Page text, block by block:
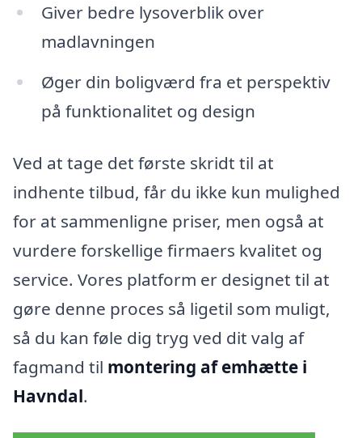
Giver bedre lysoverblik over
madlavningen
Øger din boligværd fra et perspektiv
på funktionalitet og design
Ved at tage det første skridt til at
indhente tilbud, får du ikke kun mulighed
for at sammenligne priser, men også at
vurdere forskellige firmaers kvalitet og
service. Vores platform er designet til at
gøre denne proces så ligetil som muligt,
så du kan føle dig tryg ved dit valg af
fagmand til montering af emhætte i
Havndal.